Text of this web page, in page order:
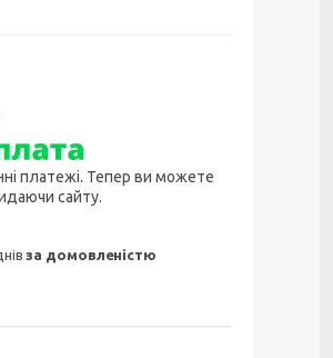
платежі. Тепер ви можете
сайту.
за домовленістю